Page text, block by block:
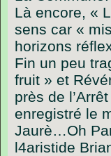
Là encore, «
sens car «
horizons
Fin un peu
fruit » et
près de
enregistré le
Jaurè…Oh
l4aristide